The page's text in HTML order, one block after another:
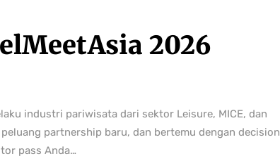
2026
industri pariwisata dari sektor Leisure, MICE, dan
partnership baru, dan bertemu dengan decision
pass Anda…